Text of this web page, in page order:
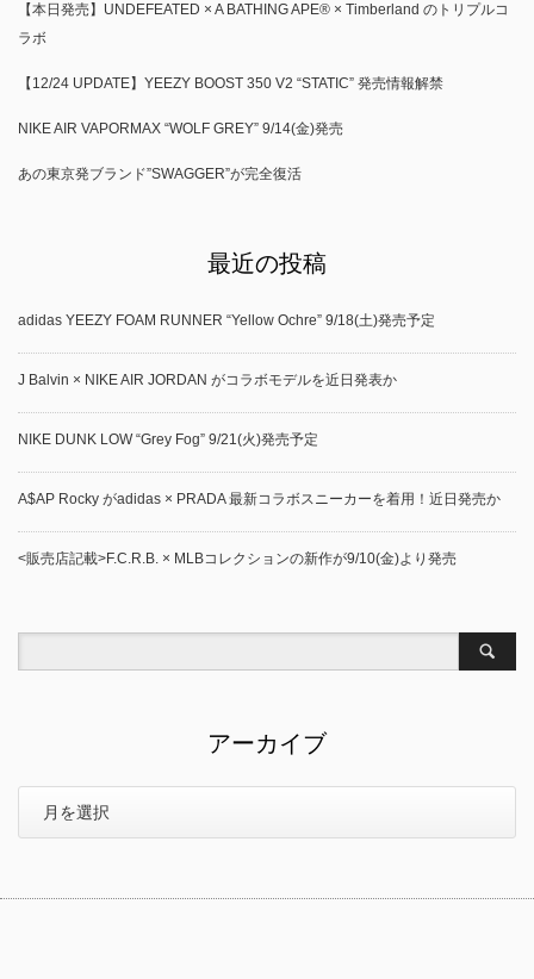
【本日発売】UNDEFEATED × A BATHING APE® × Timberland のトリプルコ
ラボ
【12/24 UPDATE】YEEZY BOOST 350 V2 “STATIC” 発売情報解禁
NIKE AIR VAPORMAX “WOLF GREY” 9/14(金)発売
あの東京発ブランド”SWAGGER”が完全復活
最近の投稿
adidas YEEZY FOAM RUNNER “Yellow Ochre” 9/18(土)発売予定
J Balvin × NIKE AIR JORDAN がコラボモデルを近日発表か
NIKE DUNK LOW “Grey Fog” 9/21(火)発売予定
A$AP Rocky がadidas × PRADA 最新コラボスニーカーを着用！近日発売か
<販売店記載>F.C.R.B. × MLBコレクションの新作が9/10(金)より発売
アーカイブ